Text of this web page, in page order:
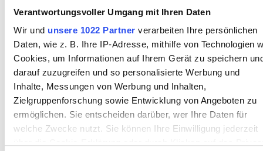
Verantwortungsvoller Umgang mit Ihren Daten
Wir und unsere 1022 Partner verarbeiten Ihre persönlichen
Daten, wie z. B. Ihre IP-Adresse, mithilfe von Technologien
Cookies, um Informationen auf Ihrem Gerät zu speichern
darauf zuzugreifen und so personalisierte Werbung und
Inhalte, Messungen von Werbung und Inhalten,
Zielgruppenforschung sowie Entwicklung von Angeboten zu
ermöglichen. Sie entscheiden darüber, wer Ihre Daten für
welche Zwecke nutzt. Sie können Ihre Einwilligung jederzeit
Kostenloser Transport
Kostenloses Parken
Preis
0 - 100 EUR
100 - 200 EUR
HDF-Dialyse 160,3 €
Reservieren